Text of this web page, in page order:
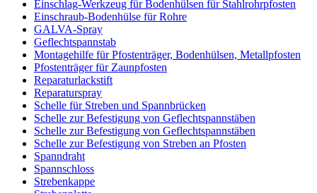
Einschlag-Werkzeug für Bodenhülsen für Stahlrohrpfosten
Einschraub-Bodenhülse für Rohre
GALVA-Spray
Geflechtspannstab
Montagehilfe für Pfostenträger, Bodenhülsen, Metallpfosten
Pfostenträger für Zaunpfosten
Reparaturlackstift
Reparaturspray
Schelle für Streben und Spannbrücken
Schelle zur Befestigung von Geflechtspannstäben
Schelle zur Befestigung von Geflechtspannstäben
Schelle zur Befestigung von Streben an Pfosten
Spanndraht
Spannschloss
Strebenkappe